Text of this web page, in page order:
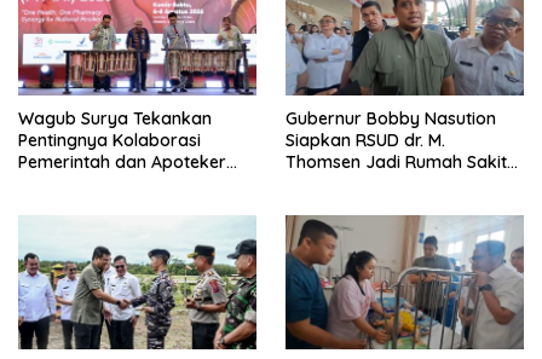
Wagub Surya Tekankan
Pentingnya Kolaborasi
Pemerintah dan Apoteker
Gubernur Bobby Nasution
Siapkan RSUD dr. M.
Thomsen Jadi Rumah Sakit